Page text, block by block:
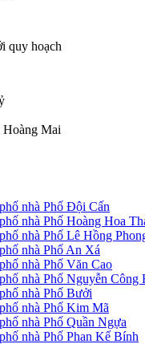
quy hoạch
Hoàng Mai
nhà Phố Đội Cấn
nhà Phố Hoàng Hoa
nhà Phố Lê Hồng
nhà Phố An Xá
nhà Phố Văn Cao
nhà Phố Nguyễn Công
nhà Phố Bưởi
nhà Phố Kim Mã
nhà Phố Quần Ngựa
nhà Phố Phan Kế Bính